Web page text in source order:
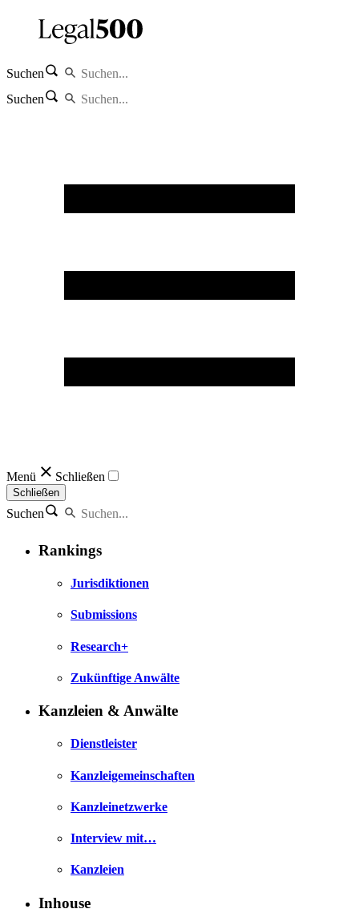
Suchen
Suchen
Menü Schließen
Schließen
Suchen
Rankings
Jurisdiktionen
Submissions
Research+
Zukünftige Anwälte
Kanzleien & Anwälte
Dienstleister
Kanzleigemeinschaften
Kanzleinetzwerke
Interview mit…
Kanzleien
Inhouse